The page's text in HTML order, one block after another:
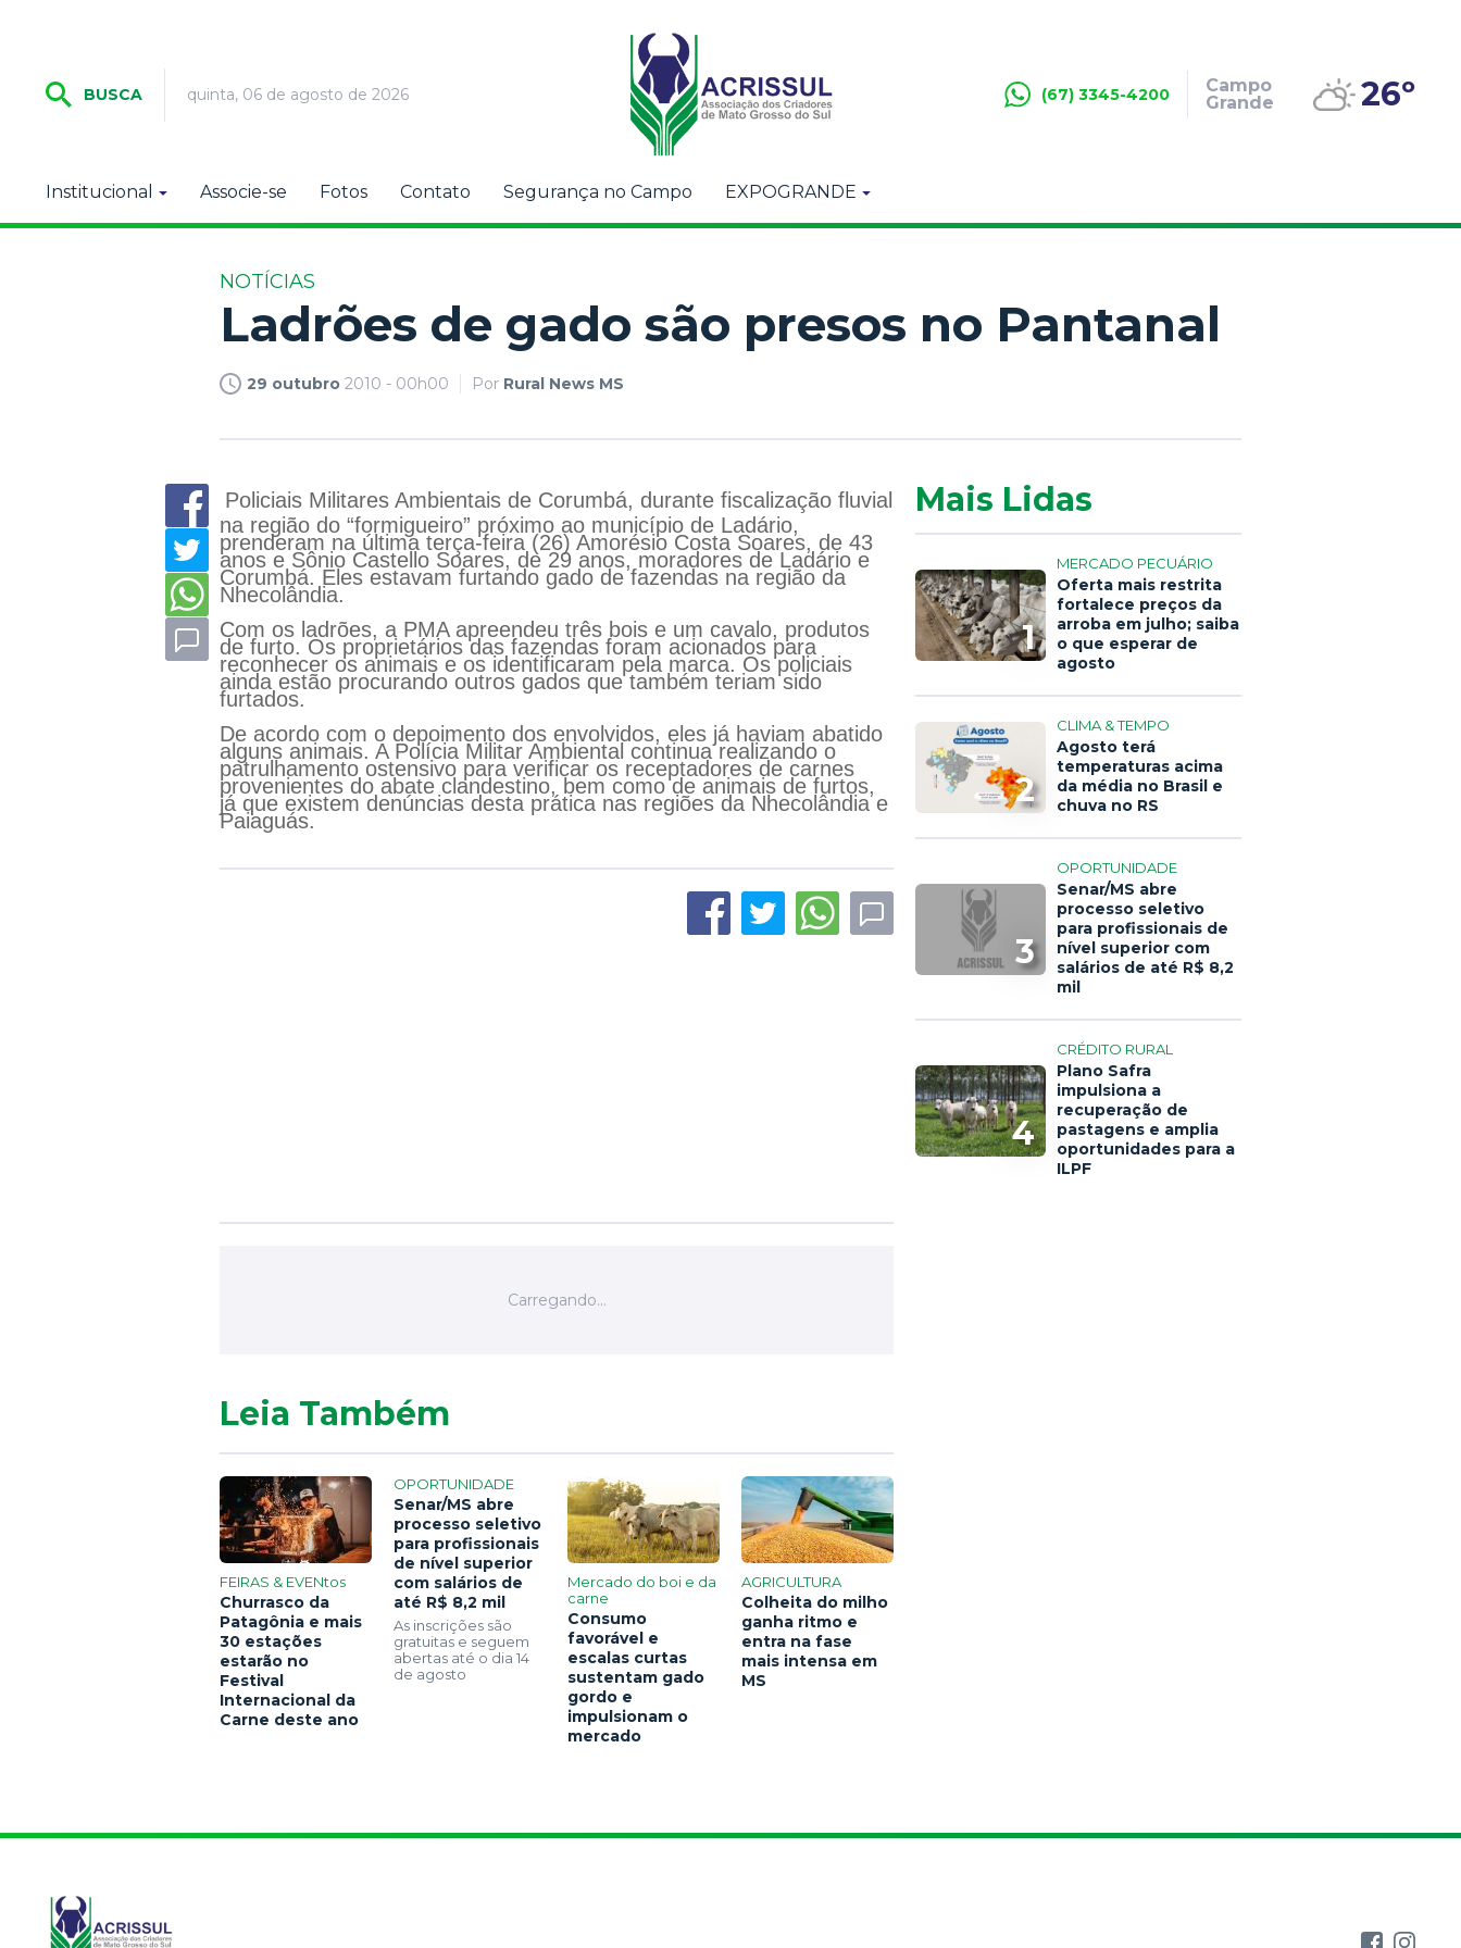
BUSCA quinta, 06 de agosto de 2026 (67) 3345-4200
Campo
Grande
26º
Institucional Associe-se Fotos Contato Segurança no Campo EXPOGRANDE
NOTÍCIAS
Ladrões de gado são presos no Pantanal
29 outubro 2010 - 00h00 Por Rural News MS
Policiais Militares Ambientais de Corumbá, durante fiscalização fluvial
na região do “formigueiro” próximo ao município de Ladário,
prenderam na última terça-feira (26) Amorésio Costa Soares, de 43
anos e Sônio Castello Soares, de 29 anos, moradores de Ladário e
Corumbá. Eles estavam furtando gado de fazendas na região da
Nhecolândia.
Com os ladrões, a PMA apreendeu três bois e um cavalo, produtos
de furto. Os proprietários das fazendas foram acionados para
reconhecer os animais e os identificaram pela marca. Os policiais
ainda estão procurando outros gados que também teriam sido
furtados.
De acordo com o depoimento dos envolvidos, eles já haviam abatido
alguns animais. A Polícia Militar Ambiental continua realizando o
patrulhamento ostensivo para verificar os receptadores de carnes
provenientes do abate clandestino, bem como de animais de furtos,
já que existem denúncias desta prática nas regiões da Nhecolândia e
Paiaguás.
Mais Lidas
1
MERCADO PECUÁRIO
Oferta mais restrita
fortalece preços da
arroba em julho; saiba
o que esperar de
agosto
2
CLIMA & TEMPO
Agosto terá
temperaturas acima
da média no Brasil e
chuva no RS
3
OPORTUNIDADE
Senar/MS abre
processo seletivo
para profissionais de
nível superior com
salários de até R$ 8,2
mil
4
CRÉDITO RURAL
Plano Safra
impulsiona a
recuperação de
pastagens e amplia
oportunidades para a
ILPF
Leia Também
FEIRAS & EVENtos
Churrasco da
Patagônia e mais
30 estações
estarão no
Festival
Internacional da
Carne deste ano
OPORTUNIDADE
Senar/MS abre
processo seletivo
para profissionais
de nível superior
com salários de
até R$ 8,2 mil
As inscrições são
gratuitas e seguem
abertas até o dia 14
de agosto
Mercado do boi e da
carne
Consumo
favorável e
escalas curtas
sustentam gado
gordo e
impulsionam o
mercado
AGRICULTURA
Colheita do milho
ganha ritmo e
entra na fase
mais intensa em
MS